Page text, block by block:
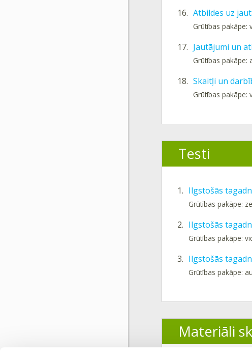
16. Atbildes uz
Grūtības pakāpe:
17. Jautājumi un
Grūtības pakāpe:
18. Skaitļi un
Grūtības pakāpe:
Testi
1. Ilgstošās
Grūtības pakāpe:
2. Ilgstošās
Grūtības pakāpe:
3. Ilgstošās
Grūtības pakāpe:
Materiāli